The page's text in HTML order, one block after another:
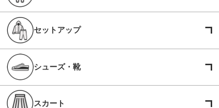
セットアップ
シューズ・靴
スカート